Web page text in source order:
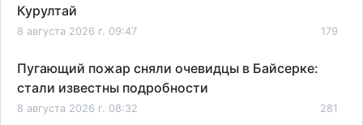
Курултай
8 августа 2026 г. 09:47 179
Пугающий пожар сняли очевидцы в Байсерке:
стали известны подробности
8 августа 2026 г. 08:32 281